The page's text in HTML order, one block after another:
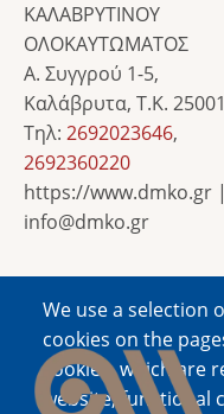
We use a selection
cookies on the
cookies, which are
website; functional
ΚΑΛΑΒΡΥΤΙΝΟΥ
ΟΛΟΚΑΥΤΩΜΑΤΟΣ
Α. Συγγρού 1-5,
Καλάβρυτα, Τ.Κ. 25001
Τηλ: 2692023646,
2692360220
https://www.dmko.gr
info@dmko.gr
Image